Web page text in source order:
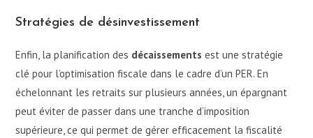
Stratégies de désinvestissement
Enfin, la planification des décaissements est une stratégie
clé pour l’optimisation fiscale dans le cadre d’un PER. En
échelonnant les retraits sur plusieurs années, un épargnant
peut éviter de passer dans une tranche d’imposition
supérieure, ce qui permet de gérer efficacement la fiscalité